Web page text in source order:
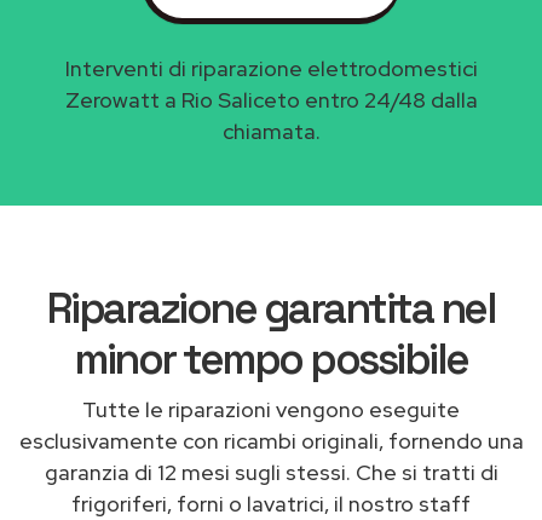
Interventi di riparazione elettrodomestici
Zerowatt a Rio Saliceto entro 24/48 dalla
chiamata.
Riparazione garantita nel
minor tempo possibile
Tutte le riparazioni vengono eseguite
esclusivamente con ricambi originali, fornendo una
garanzia di 12 mesi sugli stessi. Che si tratti di
frigoriferi, forni o lavatrici, il nostro staff